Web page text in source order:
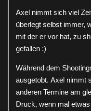
Axel nimmt sich viel
überlegt selbst immer,
mit der er vor hat, zu
gefallen :)
Während dem
ausgetobt. Axel nimmt
anderen Termine am
Druck, wenn mal